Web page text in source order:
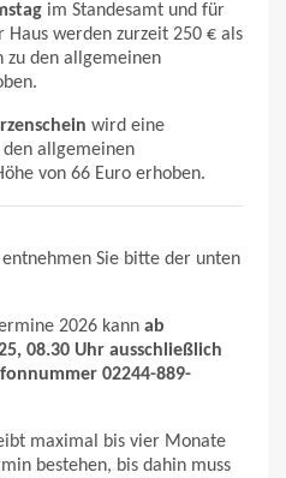
im Standesamt und für
werden zurzeit 250 € als
zu den allgemeinen
wird eine
allgemeinen
von 66 Euro erhoben.
Sie bitte der unten
2026 kann ab
08.30 Uhr ausschließlich
02244-889-
maximal bis vier Monate
bestehen, bis dahin muss